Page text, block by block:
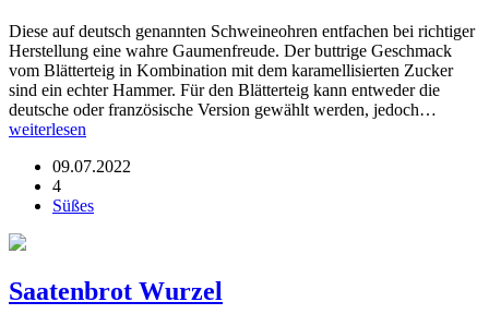
Diese auf deutsch genannten Schweineohren entfachen bei richtiger
Herstellung eine wahre Gaumenfreude. Der buttrige Geschmack
vom Blätterteig in Kombination mit dem karamellisierten Zucker
sind ein echter Hammer. Für den Blätterteig kann entweder die
deutsche oder französische Version gewählt werden, jedoch…
weiterlesen
09.07.2022
4
Süßes
Saatenbrot Wurzel